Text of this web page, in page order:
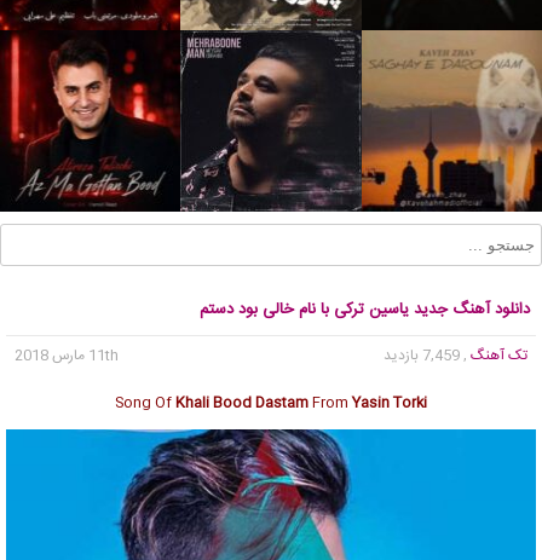
دانلود آهنگ جدید یاسین ترکی با نام خالی بود دستم
تک آهنگ , 7,459 بازدید
11th مارس 2018
Song OfKhali Bood DastamFromYasin Torki